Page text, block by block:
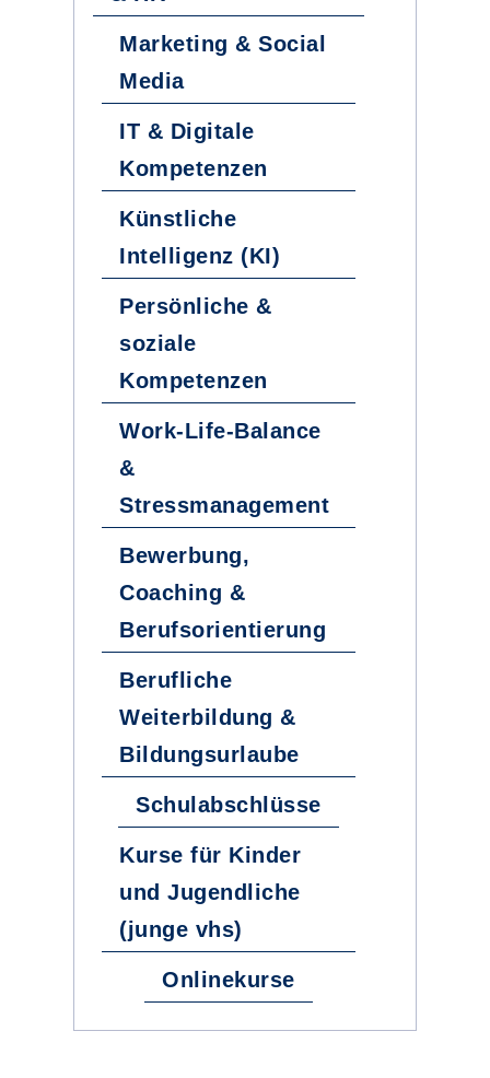
Marketing & Social
Media
IT & Digitale
Kompetenzen
Künstliche
Intelligenz (KI)
Persönliche &
soziale
Kompetenzen
Work-Life-Balance
&
Stressmanagement
Bewerbung,
Coaching &
Berufsorientierung
Berufliche
Weiterbildung &
Bildungsurlaube
Schulabschlüsse
Kurse für Kinder
und Jugendliche
(junge vhs)
Onlinekurse